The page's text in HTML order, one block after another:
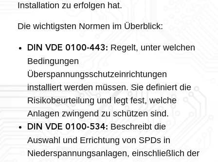
Installation zu erfolgen hat.
Die wichtigsten Normen im Überblick:
DIN VDE 0100-443: Regelt, unter welchen
Bedingungen
Überspannungsschutzeinrichtungen
installiert werden müssen. Sie definiert die
Risikobeurteilung und legt fest, welche
Anlagen zwingend zu schützen sind.
DIN VDE 0100-534: Beschreibt die
Auswahl und Errichtung von SPDs in
Niederspannungsanlagen, einschließlich der